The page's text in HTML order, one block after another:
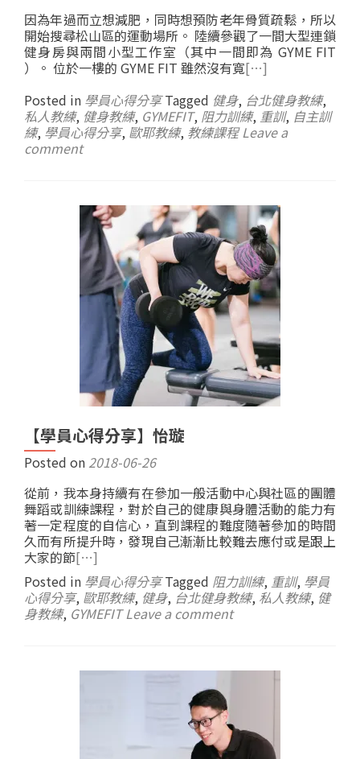
因為年過而立想減肥，同時想預防老年骨質疏鬆，所以
開始搜尋松山區的運動場所。 陸續參觀了一間大型連鎖
健身房與兩間小型工作室（其中一間即為 GYME FIT
）。 位於一樓的 GYME FIT 雖然沒有寬[…]
Posted in 學員心得分享 Tagged 健身, 台北健身教練,
私人教練, 健身教練, GYMEFIT, 阻力訓練, 重訓, 自主訓
練, 學員心得分享, 歐耶教練, 教練課程 Leave a
comment
【學員心得分享】怡璇
Posted on 2018-06-26
從前，我本身持續有在參加一般活動中心與社區的團體
舞蹈或訓練課程，對於自己的健康與身體活動的能力有
著一定程度的自信心，直到課程的難度隨著參加的時間
久而有所提升時，發現自己漸漸比較難去應付或是跟上
大家的節[…]
Posted in 學員心得分享 Tagged 阻力訓練, 重訓, 學員
心得分享, 歐耶教練, 健身, 台北健身教練, 私人教練, 健
身教練, GYMEFIT Leave a comment